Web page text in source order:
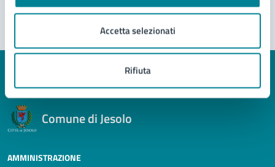
Accetta selezionati
Rifiuta
Comune di Jesolo
AMMINISTRAZIONE